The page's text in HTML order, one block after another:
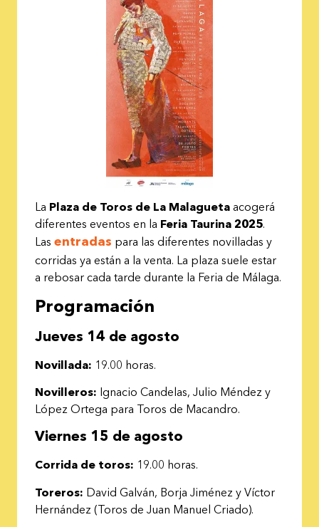
La Plaza de Toros de La Malagueta acogerá
diferentes eventos en la Feria Taurina 2025.
Las entradas para las diferentes novilladas y
corridas ya están a la venta. La plaza suele estar
a rebosar cada tarde durante la Feria de Málaga.
Programación
Jueves 14 de agosto
Novillada: 19.00 horas.
Novilleros: Ignacio Candelas, Julio Méndez y
López Ortega para Toros de Macandro.
Viernes 15 de agosto
Corrida de toros: 19.00 horas.
Toreros: David Galván, Borja Jiménez y Víctor
Hernández (Toros de Juan Manuel Criado).